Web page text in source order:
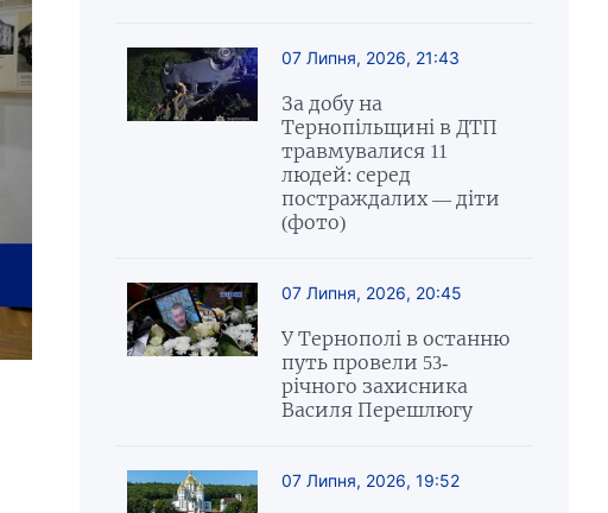
07 Липня, 2026, 21:43
За добу на
Тернопільщині в ДТП
травмувалися 11
людей: серед
постраждалих — діти
(фото)
07 Липня, 2026, 20:45
У Тернополі в останню
путь провели 53-
річного захисника
Василя Перешлюгу
07 Липня, 2026, 19:52